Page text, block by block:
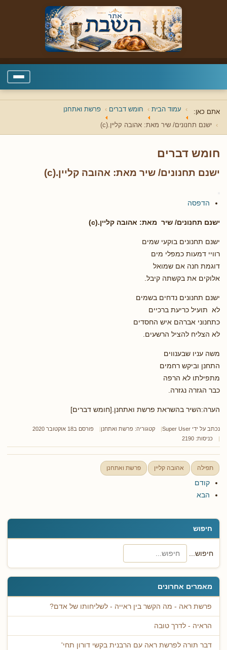
אתם כאן: עמוד הבית חומש דברים פרשת ואתחנן
ישנם תחנונים/ שיר מאת: אהובה קליין.(c)
חיפוש
חיפוש...
מאמרים אחרונים
פרשת ראה - מה הקשר בין ראייה - לשליחותו של אדם?
הראיה - לדרך טובה
דבר תורה לפרשת ראה עם הרבנית בקשי דורון תחי'
חומש דברים
ישנם תחנונים/ שיר מאת: אהובה קליין.(c)
הדפסה
ישנם תחנונים/ שיר מאת: אהובה קליין.(c)
ישנם תחנונים בוקעי שמים
רוויי דמעות כמפלי מים
דוגמת חנה אם שמואל
אלוקים את בקשתה קיבל.
ישנם תחנונים נדחים בשמים
לא תועיל כריעת ברכיים
כתחנוני אברהם איש החסדים
לא הצליח להציל הרשעים.
משה עניו שבענווים
התחנן וביקש רחמים
מתפילתו לא הרפה
כבר הגזרה נגזרה.
הערה:השיר בהשראת פרשת ואתחנן.[חומש דברים]
נכתב על ידי Super User קטגוריה: פרשת ואתחנן
פורסם ב18 אוקטובר 2020
כניסות: 2190
תפילה אהובה קליין פרשת ואתחנן
קודם
הבא